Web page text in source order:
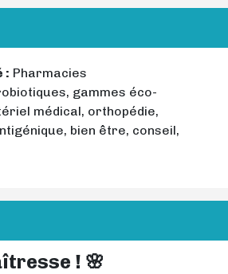
: Pharmacies
gammes éco-
médical, orthopédie,
bien être, conseil,
! 🌸